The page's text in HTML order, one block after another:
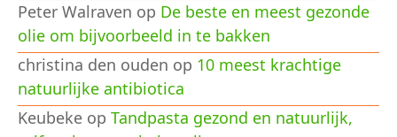
Peter Walraven op De beste en meest gezonde
olie om bijvoorbeeld in te bakken
christina den ouden op 10 meest krachtige
natuurlijke antibiotica
Keubeke op Tandpasta gezond en natuurlijk,